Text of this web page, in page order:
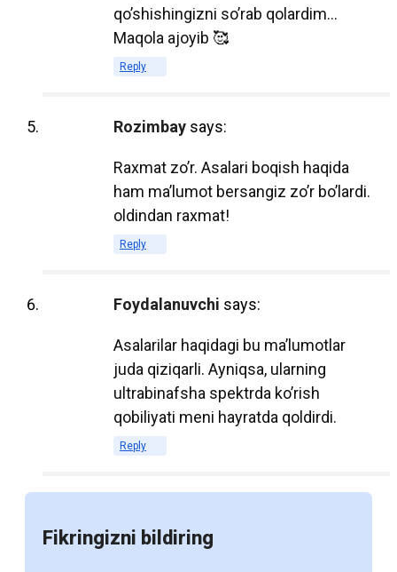
2. Экономическая
дешевле, чем их печатные аналоги. Это
хранение и транспортировку. Для
студентов, особенно тех, кто обучается
на нескольких курсах одновременно, это
может быть значительным
экономить на учебных материалах.
Кроме того, многие образовательные
учреждения переходят на
использование открытых
образовательных ресурсов (OER),
которые доступны бесплатно или по
более доступным для широкого круга
нагрузку на семьи.
qo’shishingizni so’rab qolardim…
Maqola ajoyib 🥰
Reply
Rozimbay says:
Raxmat zo’r. Asalari boqish haqida
ham ma’lumot bersangiz zo’r bo’lardi.
oldindan raxmat!
Reply
Foydalanuvchi says:
Asalarilar haqidagi bu ma’lumotlar
juda qiziqarli. Ayniqsa, ularning
ultrabinafsha spektrda ko’rish
qobiliyati meni hayratda qoldirdi.
Reply
Fikringizni bildiring